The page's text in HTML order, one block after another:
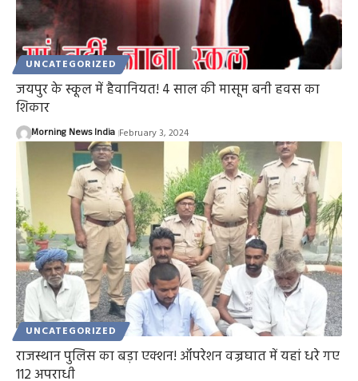
UNCATEGORIZED
जयपुर के स्कूल में हैवानियत! 4 साल की मासूम बनी हवस का
शिकार
Morning News India February 3, 2024
UNCATEGORIZED
राजस्थान पुलिस का बड़ा एक्शन! ऑपरेशन वज्रघात में यहां धरे गए
112 अपराधी